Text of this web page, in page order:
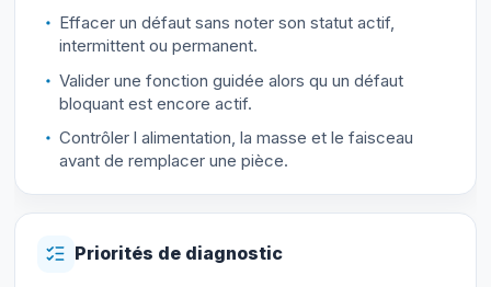
Effacer un défaut sans noter son statut actif,
intermittent ou permanent.
Valider une fonction guidée alors qu un défaut
bloquant est encore actif.
Contrôler l alimentation, la masse et le faisceau
avant de remplacer une pièce.
Priorités de diagnostic